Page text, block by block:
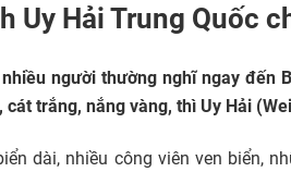
Uy Hải Trung Quốc
người thường nghĩ ngay đến
cát trắng, nắng vàng, thì Uy Hải
dài, nhiều công viên ven biển,